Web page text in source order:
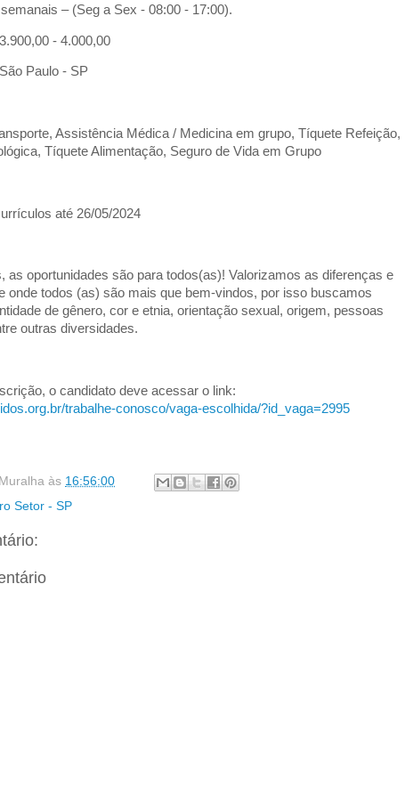
– (Seg a Sex - 08:00 - 17:00).
- 4.000,00
Paulo - SP
Assistência Médica / Medicina em grupo, Tíquete Refeição,
Tíquete Alimentação, Seguro de Vida em Grupo
até 26/05/2024
as oportunidades são para todos(as)! Valorizamos as diferenças e
onde todos (as) são mais que bem-vindos, por isso buscamos
de gênero, cor e etnia, orientação sexual, origem, pessoas
outras diversidades.
o candidato deve acessar o link:
trabalhe-conosco/vaga-escolhida/?id_vaga=2995
às 16:56:00
Setor - SP